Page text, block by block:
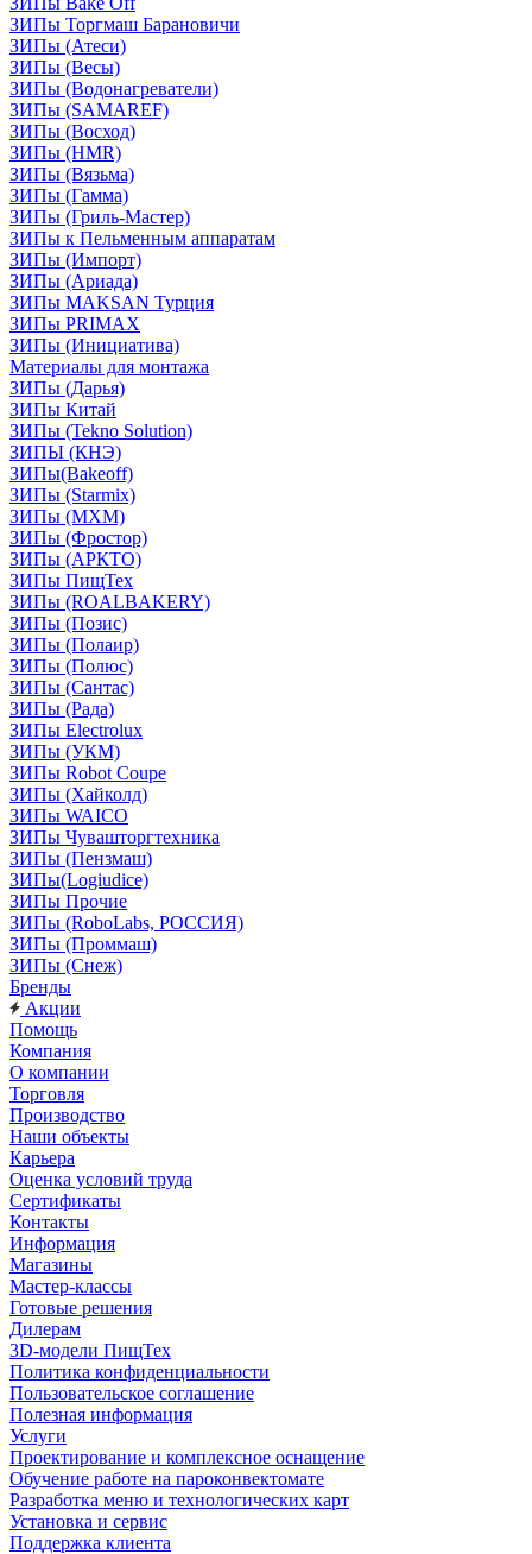
ЗИПы Торгмаш Барановичи
ЗИПы (Атеси)
ЗИПы (Весы)
ЗИПы (Водонагреватели)
ЗИПы (SAMAREF)
ЗИПы (Восход)
ЗИПы (HMR)
ЗИПы (Вязьма)
ЗИПы (Гамма)
ЗИПы (Гриль-Мастер)
ЗИПы к Пельменным аппаратам
ЗИПы (Импорт)
ЗИПы (Ариада)
ЗИПы MAKSAN Турция
ЗИПы PRIMAX
ЗИПы (Инициатива)
Материалы для монтажа
ЗИПы (Дарья)
ЗИПы Китай
ЗИПы (Tekno Solution)
ЗИПЫ (КНЭ)
ЗИПы(Bakeoff)
ЗИПы (Starmix)
ЗИПы (МХМ)
ЗИПы (Фростор)
ЗИПы (АРКТО)
ЗИПы ПищТех
ЗИПы (ROALBAKERY)
ЗИПы (Позис)
ЗИПы (Полаир)
ЗИПы (Полюс)
ЗИПы (Сантас)
ЗИПы (Рада)
ЗИПы Electrolux
ЗИПы (УКМ)
ЗИПы Robot Coupe
ЗИПы (Хайколд)
ЗИПы WAICO
ЗИПы Чувашторгтехника
ЗИПы (Пензмаш)
ЗИПы(Logiudice)
ЗИПы Прочие
ЗИПы (RoboLabs, РОССИЯ)
ЗИПы (Проммаш)
ЗИПы (Снеж)
Бренды
Акции
Помощь
Компания
О компании
Торговля
Производство
Наши объекты
Карьера
Оценка условий труда
Сертификаты
Контакты
Информация
Магазины
Мастер-классы
Готовые решения
Дилерам
3D-модели ПищТех
Политика конфиденциальности
Пользовательское соглашение
Полезная информация
Услуги
Проектирование и комплексное оснащение
Обучение работе на пароконвектомате
Разработка меню и технологических карт
Установка и сервис
Поддержка клиента